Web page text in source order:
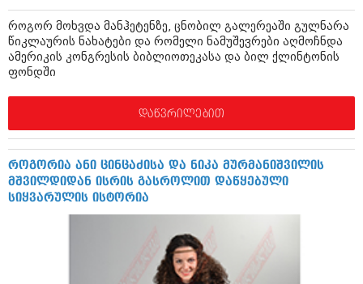
ივნისი 2017 (265)
მაისი 2017 (216)
აპრილი 2017 (220)
იანვარი 2017 (246)
დეკემბერი 2016 (207)
ნოემბერი 2016 (207)
ოქტომბერი 2016 (257)
სექტემბერი 2016 (224)
აგვისტო 2016 (258)
ივლისი 2016 (211)
ივნისი 2016 (221)
აპრილი 2016 (215)
მარტი 2016 (200)
თებერვალი 2016 (250)
როგორ მოხვდა მანჰეტენზე, ცნობილ გალერეაში გულნარა
წიკლაურის ნახატები და რომელი ნამუშევრები აღმოჩნდა
ამერიკის კონგრესის ბიბლიოთეკასა და ბილ ქლინტონის
ფონდში
დაწვრილებით
როგორია ანი ცინცაძისა და ნიკა მურმანიშვილის
მშვილდიდან ისრის გასროლით დაწყებული
სიყვარულის ისტორია